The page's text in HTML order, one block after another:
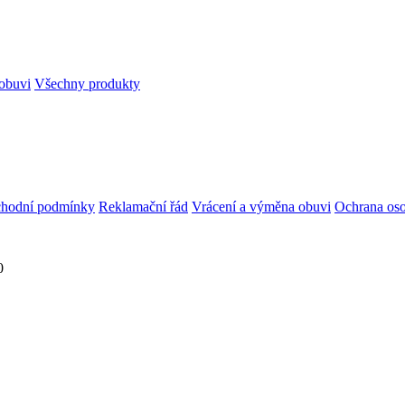
Všechny produkty
podmínky Reklamační řád Vrácení a výměna obuvi Ochrana